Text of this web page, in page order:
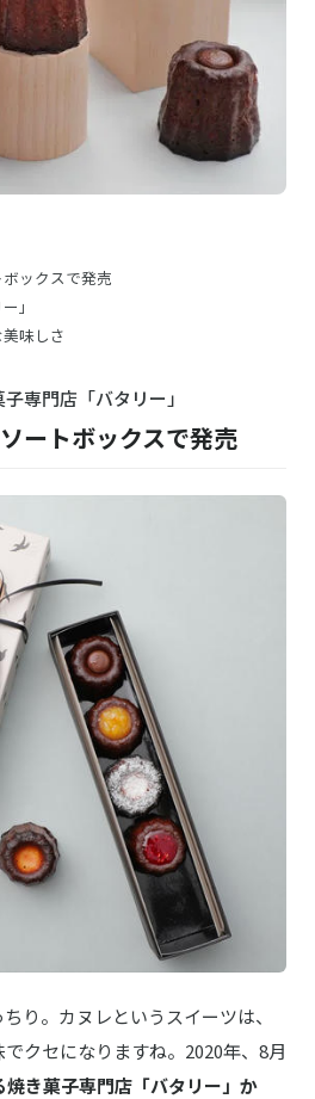
ックスで発売
」
味しさ
専門店「バタリー」
ートボックスで発売
り。カヌレというスイーツは、
クセになりますね。2020年、8月
焼き菓子専門店「バタリー」か